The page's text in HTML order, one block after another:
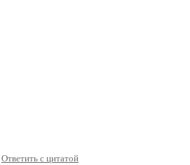
Ответить с цитатой